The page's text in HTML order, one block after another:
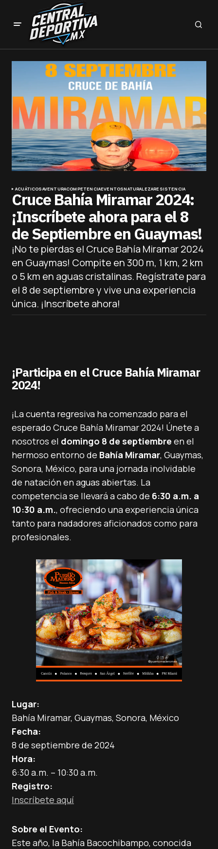
ACUÁTICOSAVENTURACOMPETENCIAEVENTOSNATURALEZARESISTENCIA
Cruce Bahía Miramar 2024:
¡Inscríbete ahora para el 8
de Septiembre en Guaymas!
¡No te pierdas el Cruce Bahía Miramar 2024
en Guaymas! Compite en 300 m, 1 km, 2 km
o 5 km en aguas cristalinas. Regístrate para
el 8 de septiembre y vive una experiencia
única. ¡Inscríbete ahora!
¡Participa en el Cruce Bahía Miramar
2024!
¡La cuenta regresiva ha comenzado para el
esperado Cruce Bahía Miramar 2024! Únete a
nosotros el domingo 8 de septiembre en el
hermoso entorno de Bahía Miramar, Guaymas,
Sonora, México, para una jornada inolvidable
de natación en aguas abiertas. La
competencia se llevará a cabo de 6:30 a.m. a
10:30 a.m., ofreciendo una experiencia única
tanto para nadadores aficionados como para
profesionales.
Lugar:
Bahía Miramar, Guaymas, Sonora, México
Fecha:
8 de septiembre de 2024
Hora:
6:30 a.m. – 10:30 a.m.
Registro:
Inscríbete aquí
Sobre el Evento:
Este año, la Bahía Bacochibampo, conocida